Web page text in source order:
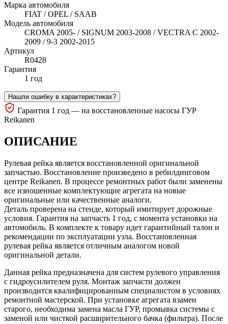
Марка автомобиля
FIAT / OPEL / SAAB
Модель автомобиля
CROMA 2005- / SIGNUM 2003-2008 / VECTRA C 2002-
2009 / 9-3 2002-2015
Артикул
R0428
Гарантия
1 год
Нашли ошибку в характеристиках?
Гарантия 1 год — на восстановленные насосы ГУР
Reikanen
ОПИСАНИЕ
Рулевая рейка является восстановленной оригинальной
запчастью. Восстановление произведено в ребилдинговом
центре Reikanen. В процессе ремонтных работ были заменены
все изношенные комплектующие агрегата на новые
оригинальные или качественные аналоги.
Деталь проверена на стенде, который имитирует дорожные
условия. Гарантия на запчасть 1 год, с момента установки на
автомобиль. В комплекте к товару идет гарантийный талон и
рекомендации по эксплуатации узла. Восстановленная
рулевая рейка является отличным аналогом новой
оригинальной детали.
Данная рейка предназначена для систем рулевого управления
с гидроусилителем руля. Монтаж запчасти должен
производится квалифицированным специалистом в условиях
ремонтной мастерской. При установке агрегата взамен
старого, необходима замена масла ГУР, промывка системы с
заменой или чисткой расширительного бачка (фильтра). После